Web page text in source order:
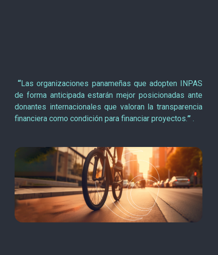
“Las organizaciones panameñas que adopten INPAS
de forma anticipada estarán mejor posicionadas ante
donantes internacionales que valoran la transparencia
financiera como condición para financiar proyectos.” .